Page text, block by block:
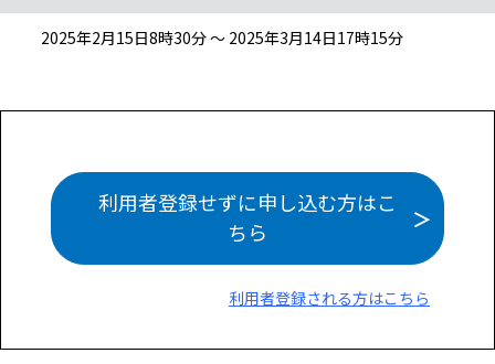
2025年2月15日8時30分 ～ 2025年3月14日17時15分
利用者登録せずに申し込む方はこ
ちら
利用者登録される方はこちら